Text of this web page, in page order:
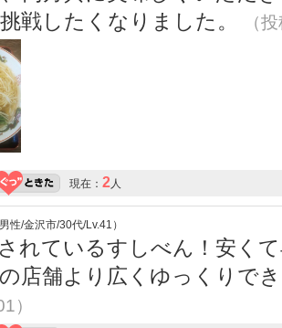
戦したくなりました。
（
現在： 2人
性/金沢市/30代/Lv.41）
れているすしべん！安く
店舗より広くゆっくりで
）